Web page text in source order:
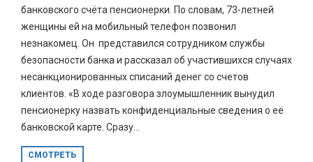
банковского счёта пенсионерки. По словам, 73-летней
женщины ей на мобильный телефон позвонил
незнакомец. Он представился сотрудником службы
безопасности банка и рассказал об участившихся случаях
несанкционированных списаний денег со счетов
клиентов. «В ходе разговора злоумышленник вынудил
пенсионерку назвать конфиденциальные сведения о её
банковской карте. Сразу...
СМОТРЕТЬ